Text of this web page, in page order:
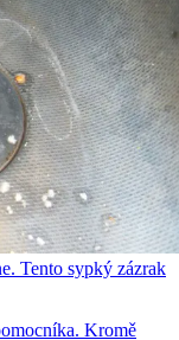
Tento sypký zázrak
Kromě